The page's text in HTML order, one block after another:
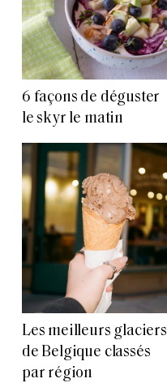
6 façons de déguster
le skyr le matin
Les meilleurs glaciers
de Belgique classés
par région